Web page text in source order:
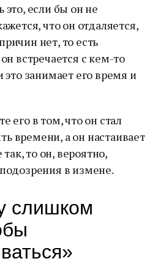
это, если бы он не
что он отдаляется,
нет, то есть
встречается с кем-то
это занимает его время и
его в том, что он стал
времени, а он настаивает
то он, вероятно,
в измене.
слишком